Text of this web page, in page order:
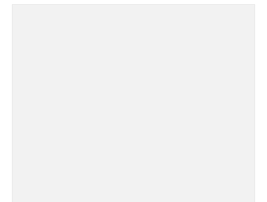
Pe ...